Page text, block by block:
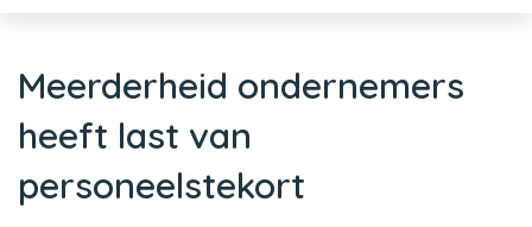
Meerderheid ondernemers
heeft last van
personeelstekort